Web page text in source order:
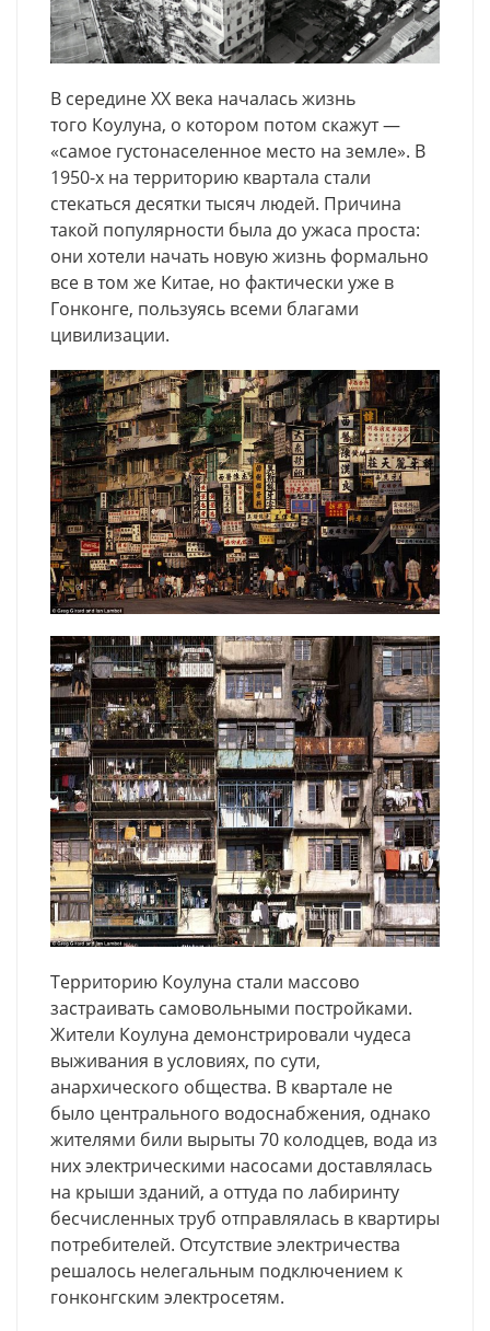
В середине XX века началась жизнь
того Коулуна, о котором потом скажут —
«самое густонаселенное место на земле». В
1950-х на территорию квартала стали
стекаться десятки тысяч людей. Причина
такой популярности была до ужаса проста:
они хотели начать новую жизнь формально
все в том же Китае, но фактически уже в
Гонконге, пользуясь всеми благами
цивилизации.
Территорию Коулуна стали массово
застраивать самовольными постройками.
Жители Коулуна демонстрировали чудеса
выживания в условиях, по сути,
анархического общества. В квартале не
было центрального водоснабжения, однако
жителями били вырыты 70 колодцев, вода из
них электрическими насосами доставлялась
на крыши зданий, а оттуда по лабиринту
бесчисленных труб отправлялась в квартиры
потребителей. Отсутствие электричества
решалось нелегальным подключением к
гонконгским электросетям.